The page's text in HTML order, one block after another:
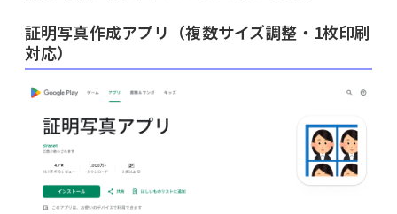
証明写真作成アプリ（複数サイズ調整・1枚印刷
対応）